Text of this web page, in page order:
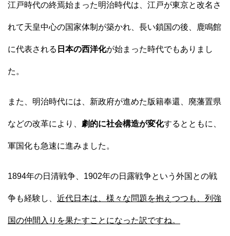
江戸時代の終焉始まった明治時代は、江戸が東京と改名さ
れて天皇中心の国家体制が築かれ、長い鎖国の後、鹿鳴館
に代表される 日本の西洋化が始まった時代でもありまし
た。
また、明治時代には、新政府が進めた版籍奉還、廃藩置県
などの改革により、 劇的に社会構造が変化するとともに、
軍国化も急速に進みました。
1894年の日清戦争、1902年の日露戦争という外国との戦
争も経験し、 近代日本は、様々な問題を抱えつつも、列強
国の仲間入りを果たすことになった訳ですね。